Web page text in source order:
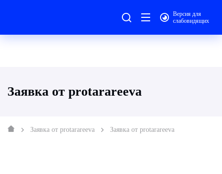
Версия для
слабовидящих
Заявка от protarareeva
Заявка от protarareeva Заявка от protarareeva